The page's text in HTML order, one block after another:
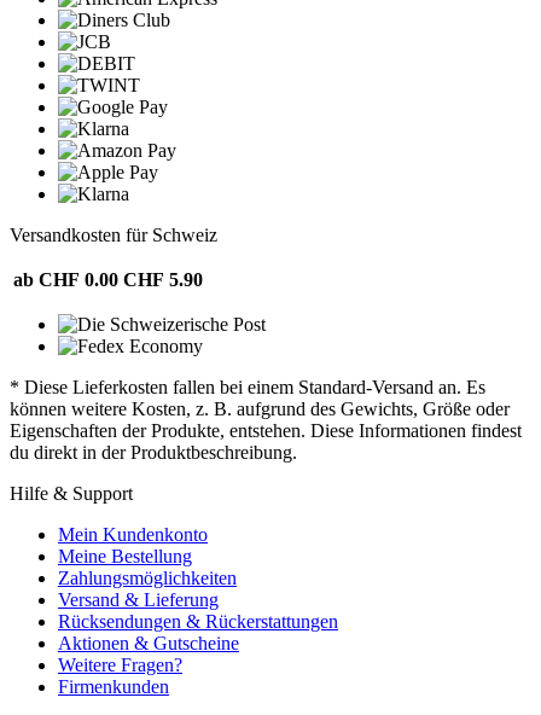
Versandkosten für Schweiz
ab CHF 0.00 CHF 5.90
* Diese Lieferkosten fallen bei einem Standard-Versand an. Es
können weitere Kosten, z. B. aufgrund des Gewichts, Größe oder
Eigenschaften der Produkte, entstehen. Diese Informationen findest
du direkt in der Produktbeschreibung.
Hilfe & Support
Mein Kundenkonto
Meine Bestellung
Zahlungsmöglichkeiten
Versand & Lieferung
Rücksendungen & Rückerstattungen
Aktionen & Gutscheine
Weitere Fragen?
Firmenkunden